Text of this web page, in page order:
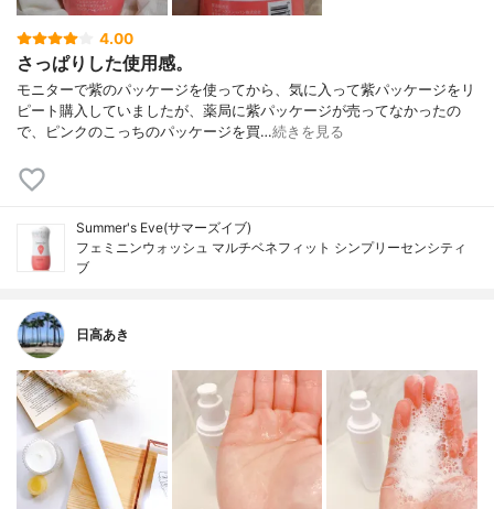
4.00
さっぱりした使用感。
モニターで紫のパッケージを使ってから、気に入って紫パッケージをリ
ピート購入していましたが、薬局に紫パッケージが売ってなかったの
で、ピンクのこっちのパッケージを買…続きを見る
Summer's Eve(サマーズイブ)
フェミニンウォッシュ マルチベネフィット シンプリーセンシティ
ブ
日高あき